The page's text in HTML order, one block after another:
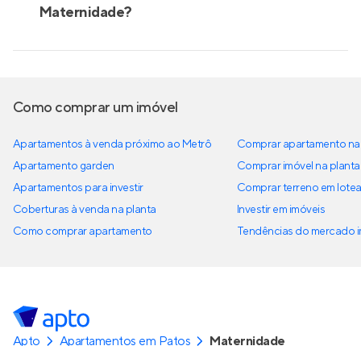
Maternidade?
Como comprar um imóvel
Apartamentos à venda próximo ao Metrô
Apartamento garden
Apartamentos para investir
Coberturas à venda na planta
Como comprar apartamento
Comprar apartamento
Comprar imóvel na planta
Comprar terreno em
Investir em imóveis
Tendências do mercado
Apto Apartamentos em Patos Maternidade